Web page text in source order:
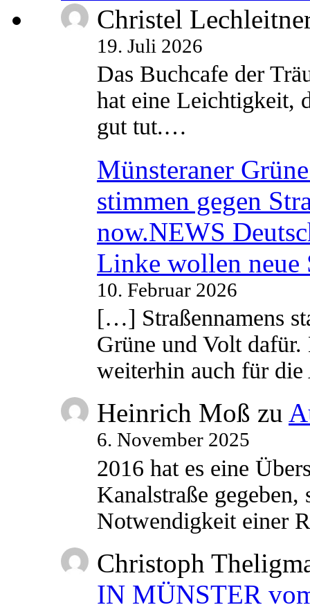
Christel
19. Juli 2026
Das Buchcafe der
hat eine Leichtigkeit,
gut tut.…
Münsteraner
stimmen gegen
now.NEWS
Linke wollen neue
10. Februar 2026
[…] Straßennamens
Grüne und Volt
weiterhin auch für
Heinrich Moß zu
6. November 2025
2016 hat es eine
Kanalstraße
Notwendigkeit einer
Christoph
IN MÜNSTER